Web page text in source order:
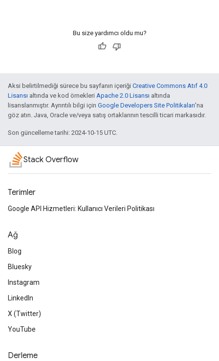
Bu size yardımcı oldu mu?
Aksi belirtilmediği sürece bu sayfanın içeriği Creative Commons Atıf 4.0
Lisansı altında ve kod örnekleri Apache 2.0 Lisansı altında
lisanslanmıştır. Ayrıntılı bilgi için Google Developers Site Politikaları'na
göz atın. Java, Oracle ve/veya satış ortaklarının tescilli ticari markasıdır.
Son güncelleme tarihi: 2024-10-15 UTC.
Stack Overflow
Terimler
Google API Hizmetleri: Kullanıcı Verileri Politikası
Ağ
Blog
Bluesky
Instagram
LinkedIn
X (Twitter)
YouTube
Derleme